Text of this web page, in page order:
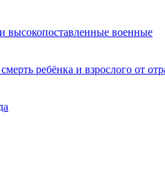
высокопоставленные военные
ребёнка и взрослого от